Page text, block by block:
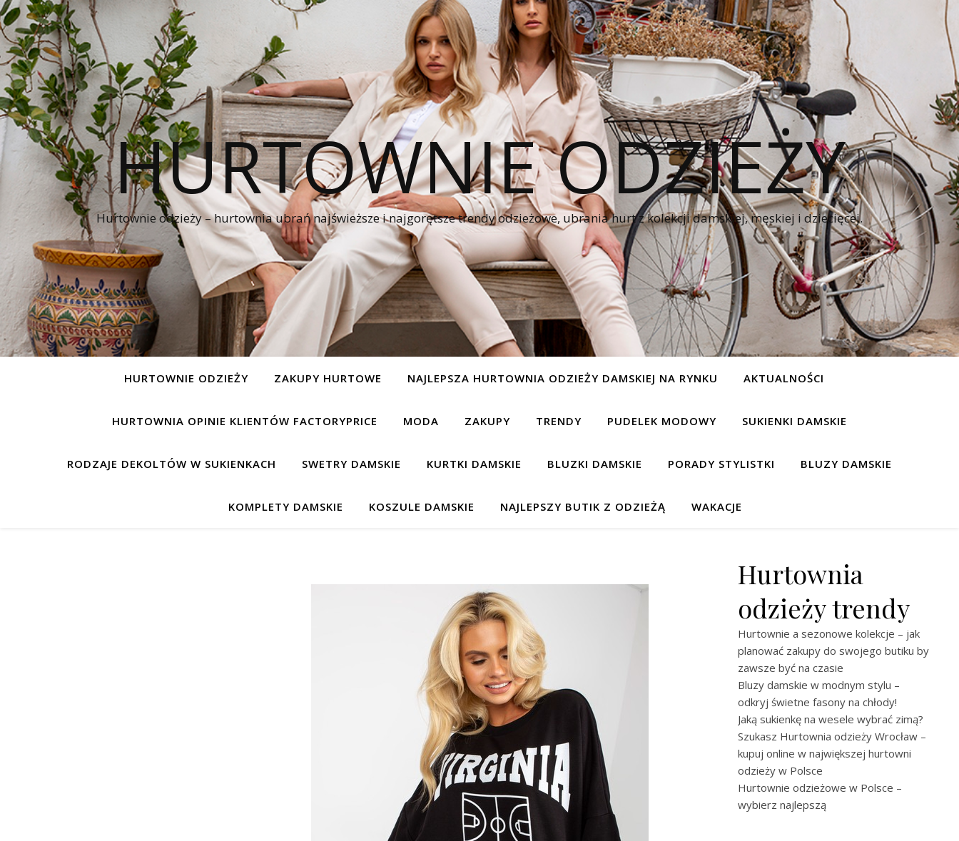
HURTOWNIE ODZIEŻY
Hurtownie odzieży – hurtownia ubrań najświeższe i najgorętsze trendy odzieżowe, ubrania hurt z kolekcji damskiej, męskiej i dziecięcej.
HURTOWNIE ODZIEŻY ZAKUPY HURTOWE NAJLEPSZA HURTOWNIA ODZIEŻY DAMSKIEJ NA RYNKU AKTUALNOŚCI
HURTOWNIA OPINIE KLIENTÓW FACTORYPRICE MODA ZAKUPY TRENDY PUDELEK MODOWY SUKIENKI DAMSKIE
RODZAJE DEKOLTÓW W SUKIENKACH SWETRY DAMSKIE KURTKI DAMSKIE BLUZKI DAMSKIE PORADY STYLISTKI BLUZY DAMSKIE
KOMPLETY DAMSKIE KOSZULE DAMSKIE NAJLEPSZY BUTIK Z ODZIEŻĄ WAKACJE
Hurtownia
odzieży trendy
Hurtownie a sezonowe kolekcje – jak
planować zakupy do swojego butiku by
zawsze być na czasie
Bluzy damskie w modnym stylu –
odkryj świetne fasony na chłody!
Jaką sukienkę na wesele wybrać zimą?
Szukasz Hurtownia odzieży Wrocław –
kupuj online w największej hurtowni
odzieży w Polsce
Hurtownie odzieżowe w Polsce –
wybierz najlepszą